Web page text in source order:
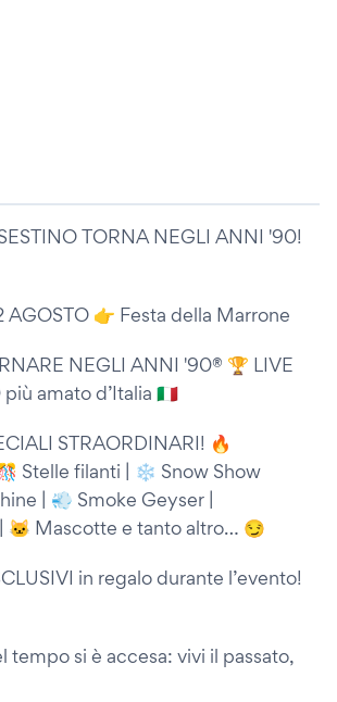
TORNA NEGLI ANNI '90!
AGOSTO 👉 Festa della Marrone
NEGLI ANNI '90® 🏆 LIVE
più amato d’Italia 🇮🇹
STRAORDINARI! 🔥
Stelle filanti | ❄️ Snow Show
| 💨 Smoke Geyser |
🐱 Mascotte e tanto altro… 😏
in regalo durante l’evento!
tempo si è accesa: vivi il passato,